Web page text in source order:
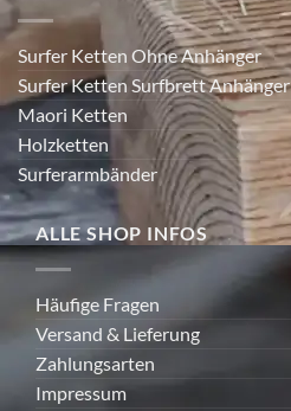
Surfer Ketten Ohne Anhänger
Surfer Ketten Surfbrett Anhänger
Maori Ketten
Holzketten
Surferarmbänder
ALLE SHOP INFOS
Häufige Fragen
Versand & Lieferung
Zahlungsarten
Impressum